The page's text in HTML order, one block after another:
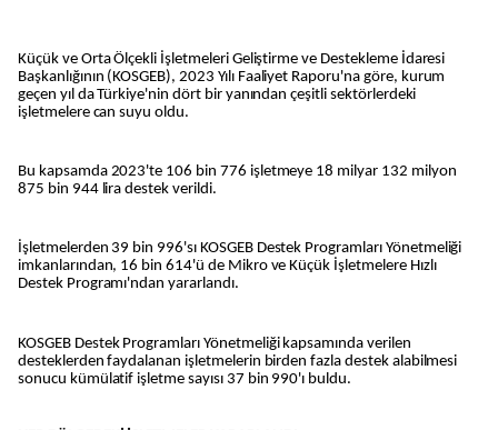
Küçük ve Orta Ölçekli İşletmeleri Geliştirme ve Destekleme İdaresi
Başkanlığının (KOSGEB), 2023 Yılı Faaliyet Raporu'na göre, kurum
geçen yıl da Türkiye'nin dört bir yanından çeşitli sektörlerdeki
işletmelere can suyu oldu.
Bu kapsamda 2023'te 106 bin 776 işletmeye 18 milyar 132 milyon
875 bin 944 lira destek verildi.
İşletmelerden 39 bin 996'sı KOSGEB Destek Programları Yönetmeliği
imkanlarından, 16 bin 614'ü de Mikro ve Küçük İşletmelere Hızlı
Destek Programı'ndan yararlandı.
KOSGEB Destek Programları Yönetmeliği kapsamında verilen
desteklerden faydalanan işletmelerin birden fazla destek alabilmesi
sonucu kümülatif işletme sayısı 37 bin 990'ı buldu.